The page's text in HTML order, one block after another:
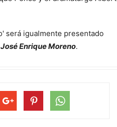
será igualmente presentado
José Enrique Moreno.